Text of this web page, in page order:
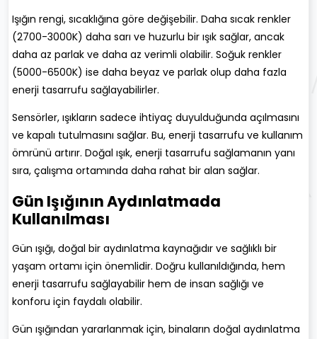
Işığın rengi, sıcaklığına göre değişebilir. Daha sıcak renkler
(2700-3000K) daha sarı ve huzurlu bir ışık sağlar, ancak
daha az parlak ve daha az verimli olabilir. Soğuk renkler
(5000-6500K) ise daha beyaz ve parlak olup daha fazla
enerji tasarrufu sağlayabilirler.
Sensörler, ışıkların sadece ihtiyaç duyulduğunda açılmasını
ve kapalı tutulmasını sağlar. Bu, enerji tasarrufu ve kullanım
ömrünü artırır. Doğal ışık, enerji tasarrufu sağlamanın yanı
sıra, çalışma ortamında daha rahat bir alan sağlar.
Gün Işığının Aydınlatmada
Kullanılması
Gün ışığı, doğal bir aydınlatma kaynağıdır ve sağlıklı bir
yaşam ortamı için önemlidir. Doğru kullanıldığında, hem
enerji tasarrufu sağlayabilir hem de insan sağlığı ve
konforu için faydalı olabilir.
Gün ışığından yararlanmak için, binaların doğal aydınlatma